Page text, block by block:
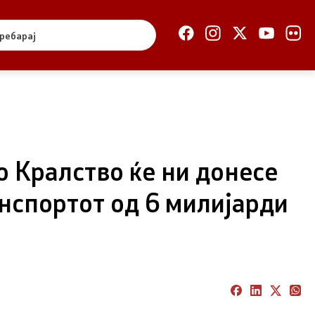
Отворена Влада
Антикорупција
Организација и
ќе ни донесе
од 6 милијарди